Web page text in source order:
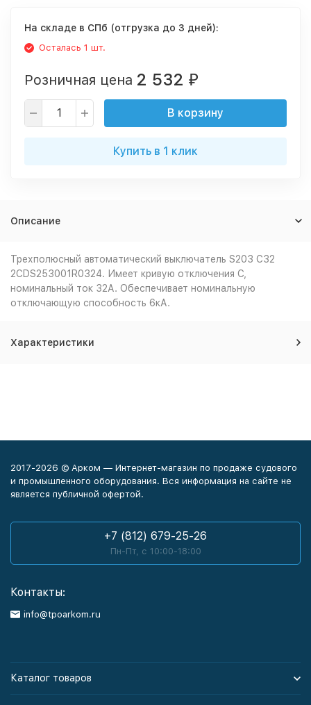
На складе в СПб (отгрузка до 3 дней):
Осталась 1 шт.
Розничная цена 2 532 ₽
В корзину
Купить в 1 клик
Описание
Трехполюсный автоматический выключатель S203 C32
2CDS253001R0324. Имеет кривую отключения С,
номинальный ток 32А. Обеспечивает номинальную
отключающую способность 6кА.
Характеристики
2017-2026 © Арком — Интернет-магазин по продаже судового
и промышленного оборудования. Вся информация на сайте не
является публичной офертой.
+7 (812) 679-25-26
Пн-Пт, с 10:00-18:00
Контакты:
info@tpoarkom.ru
Каталог товаров